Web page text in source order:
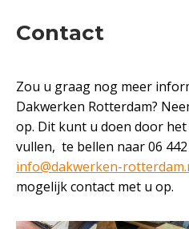
Contact
Zou u graag nog meer
Dakwerken Rotterdam?
op. Dit kunt u doen door
vullen, te bellen naar 06
info@dakwerken-
mogelijk contact met u op.